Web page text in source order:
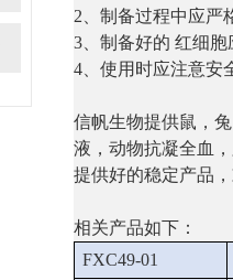
2、制备过程中应严
3、制备好的 红细
4、使用时应注意安
信帆生物提供鼠，
液，动物抗凝全血
提供好的稳定产品
相关产品如下：
FXC49-01